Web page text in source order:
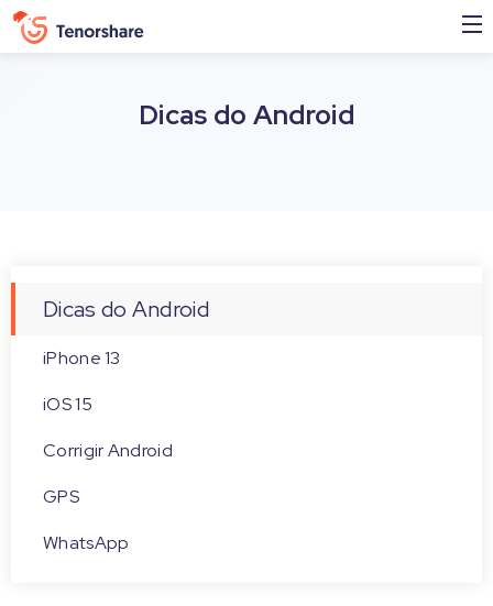
Dicas do Android
Dicas do Android
iPhone 13
iOS 15
Corrigir Android
GPS
WhatsApp